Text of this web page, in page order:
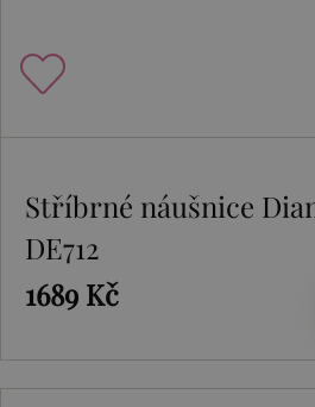
Stříbrné náušnice
DE712
1689 Kč